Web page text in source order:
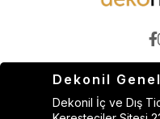
Dekonil
Dekonil İç ve Dış